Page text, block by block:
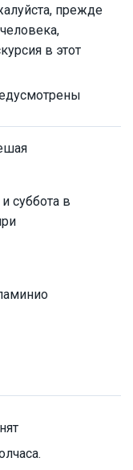
прежде
в этот
суббота в